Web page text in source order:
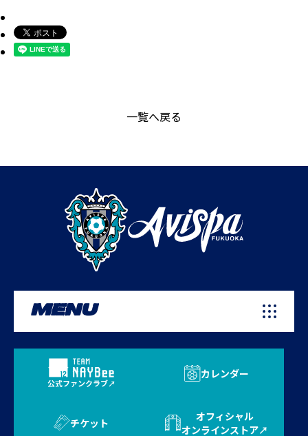
一覧へ戻る
MENU
公式ファンクラブ
カレンダー
チケット
オフィシャル
オンラインストア